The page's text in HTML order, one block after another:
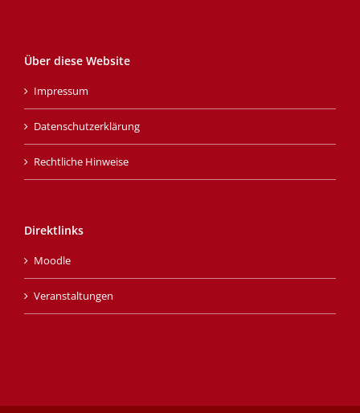
Über diese Website
Impressum
Datenschutzerklärung
Rechtliche Hinweise
Direktlinks
Moodle
Veranstaltungen